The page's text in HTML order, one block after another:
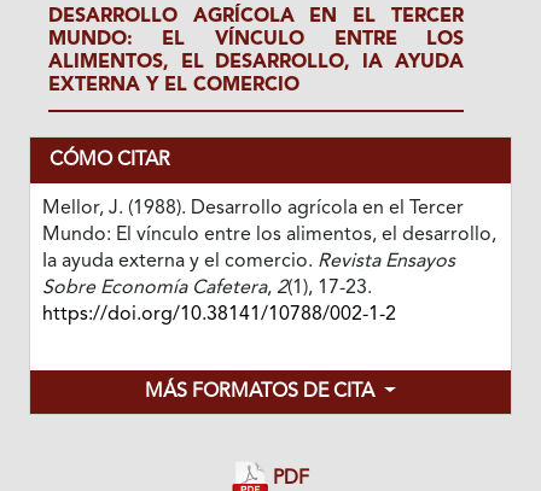
DESARROLLO AGRÍCOLA EN EL TERCER
MUNDO: EL VÍNCULO ENTRE LOS
ALIMENTOS, EL DESARROLLO, IA AYUDA
EXTERNA Y EL COMERCIO
CÓMO CITAR
Mellor, J. (1988). Desarrollo agrícola en el Tercer
Mundo: El vínculo entre los alimentos, el desarrollo,
Ia ayuda externa y el comercio. Revista Ensayos
Sobre Economía Cafetera, 2(1), 17-23.
https://doi.org/10.38141/10788/002-1-2
MÁS FORMATOS DE CITA
PDF